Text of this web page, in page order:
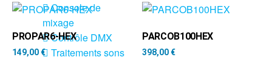
Console de
mixage
Contrôle DMX
Traitements sons
PROPAR6-HEX
149,00 €
PARCOB100HEX
398,00 €